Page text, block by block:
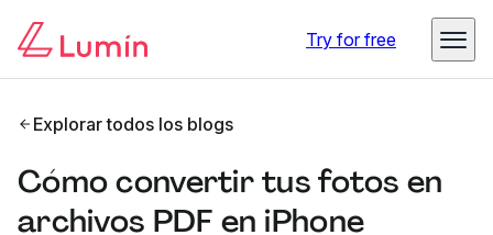
Try for free
Explorar todos los blogs
Cómo convertir tus fotos en
archivos PDF en iPhone